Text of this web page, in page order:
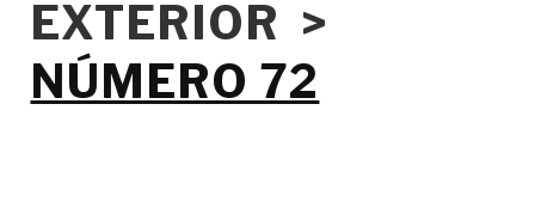
EXTERIOR >
NÚMERO 72